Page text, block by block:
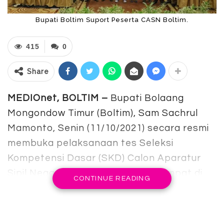
Bupati Boltim Suport Peserta CASN Boltim.
0
415
Share
MEDIOnet, BOLTIM – Bupati Bolaang
Mongondow Timur (Boltim), Sam Sachrul
Mamonto, Senin (11/10/2021) secara resmi
membuka pelaksanaan tes Seleksi
Kompetensi Dasar (SKD) Calon Aparatur
Sipil Negara (CASN) Boltim, bertempat di
Sutan Raja Hotel and Convention Center,
CONTINUE READING